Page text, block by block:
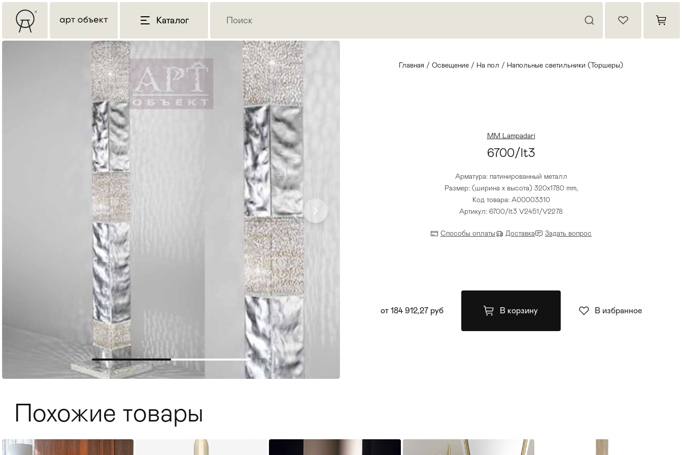
Каталог
Кровати
Столы >
Комоды и тумбы
Двери и перегородки
Главная / Освещение / На пол / Напольные светильники (Торшеры)
MM Lampadari
6700/lt3
Арматура: патинированный металл
Размер: (ширина х высота) 320х1780 mm,
Код товара: A00003310
Артикул: 6700/lt3 V2451/V2278
Способы оплаты Доставка Задать вопрос
от 184 912,27 руб В корзину В избранное
Похожие товары